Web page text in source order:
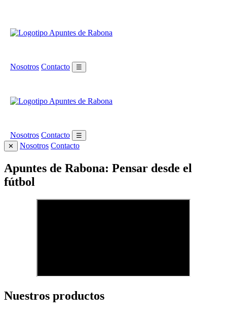
Nosotros Contacto ☰
Nosotros Contacto
☰
✕
Nosotros Contacto
Apuntes de Rabona: Pensar desde el
fútbol
Nuestros productos